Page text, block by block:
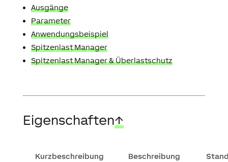
Ausgänge
Parameter
Anwendungsbeispiel
Spitzenlast Manager
Spitzenlast Manager & Überlastschutz
Eigenschaften↑
Kurzbeschreibung Beschreibung